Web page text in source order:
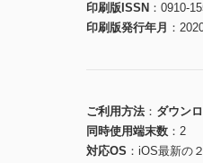
印刷版ISSN
0910-
印刷版発行年月
ご利用方法
ダウン
同時使用端末数
2
対応OS
iOS最新の